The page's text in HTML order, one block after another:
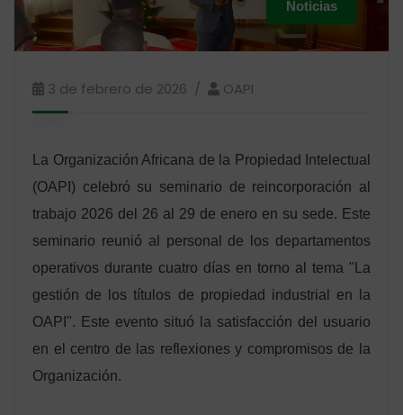
Noticias
3 de febrero de 2026 OAPI
La Organización Africana de la Propiedad Intelectual
(OAPI) celebró su seminario de reincorporación al
trabajo 2026 del 26 al 29 de enero en su sede. Este
seminario reunió al personal de los departamentos
operativos durante cuatro días en torno al tema "La
gestión de los títulos de propiedad industrial en la
OAPI". Este evento situó la satisfacción del usuario
en el centro de las reflexiones y compromisos de la
Organización.